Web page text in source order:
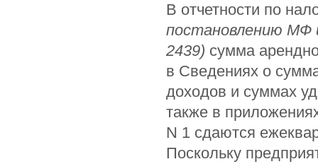
В отчетности по
постановлению МФ
2439) сумма
в Сведениях о
доходов и суммах
также в
N 1 сдаются
Поскольку